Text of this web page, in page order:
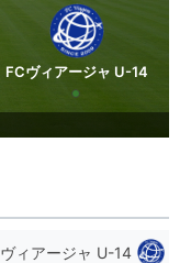
FCヴィアージャ U-14
ィアージャ U-14